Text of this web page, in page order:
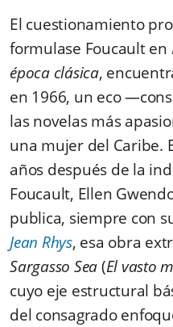
El cuestionamiento
formulase Foucault en
época clásica,
en 1966, un eco
las novelas más
una mujer del Caribe.
años después de la
Foucault, Ellen
publica, siempre con
Jean Rhys, esa obra
Sargasso Sea(El vasto
cuyo eje estructural
del consagrado